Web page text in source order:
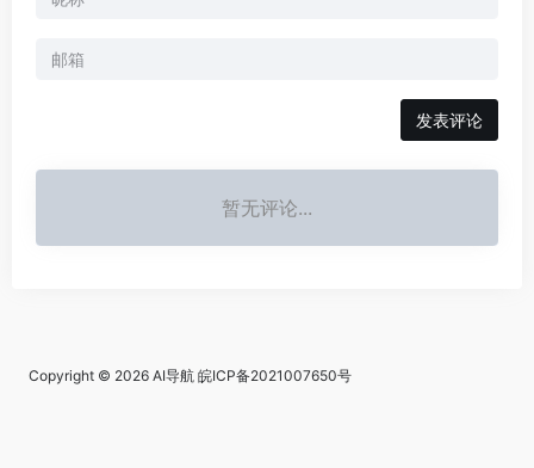
发表评论
暂无评论...
Copyright © 2026 AI导航 皖ICP备2021007650号